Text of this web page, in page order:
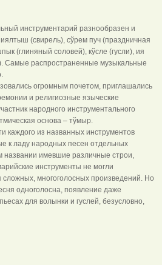
инструментарий разнообразен и
(свирель), сўрем пуч (праздничная
(глиняный соловей), кўсле (гусли), ия
Самые распространенные музыкальные
огромным почетом, приглашались
и религиозные языческие
народного инструментального
основа – тўмыр.
каждого из названных инструментов
к ладу народных песен отдельных
названии имевшие различные строи,
инструменты не могли
многоголосных произведений. Но
одноголосна, появление даже
для волынки и гуслей, безусловно,